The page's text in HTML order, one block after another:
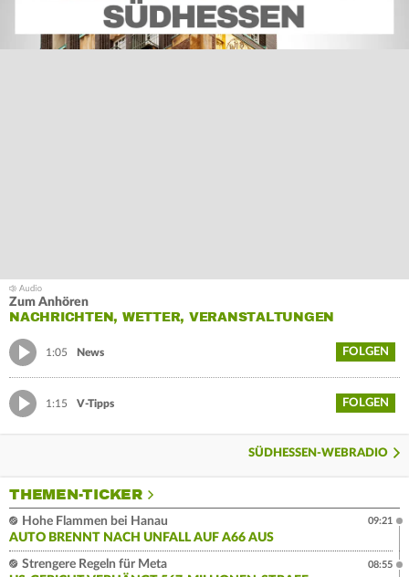
Zum Anhören
NACHRICHTEN, WETTER, VERANSTALTUNGEN
1:05 News FOLGEN
1:15 V-Tipps FOLGEN
SÜDHESSEN-WEBRADIO
THEMEN-TICKER
Hohe Flammen bei Hanau
AUTO BRENNT NACH UNFALL AUF A66 AUS
09:21
Strengere Regeln für Meta
08:55